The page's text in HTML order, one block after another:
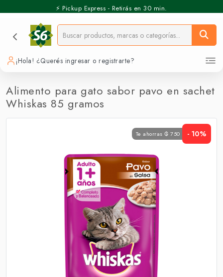
⚡️ Pickup Express - Retirás en 30 min.
¡Hola! ¿Querés ingresar o registrarte?
Alimento para gato sabor pavo en sachet
Whiskas 85 gramos
Te ahorras ₲ 750 - 10%